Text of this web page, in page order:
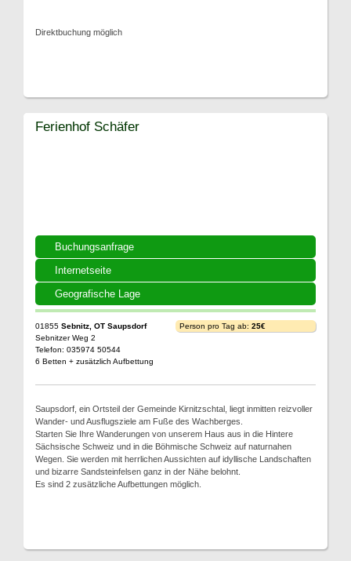
Direktbuchung möglich
Buchungsanfrage
Internetseite
Geografische Lage
Ferienhof Schäfer
01855 Sebnitz, OT Saupsdorf
Sebnitzer Weg 2
Telefon: 035974 50544
6 Betten + zusätzlich Aufbettung
Person pro Tag ab: 25€
Saupsdorf, ein Ortsteil der Gemeinde Kirnitzschtal, liegt inmitten reizvoller
Wander- und Ausflugsziele am Fuße des Wachberges.
Starten Sie Ihre Wanderungen von unserem Haus aus in die Hintere
Sächsische Schweiz und in die Böhmische Schweiz auf naturnahen
Wegen. Sie werden mit herrlichen Aussichten auf idyllische Landschaften
und bizarre Sandsteinfelsen ganz in der Nähe belohnt.
Es sind 2 zusätzliche Aufbettungen möglich.